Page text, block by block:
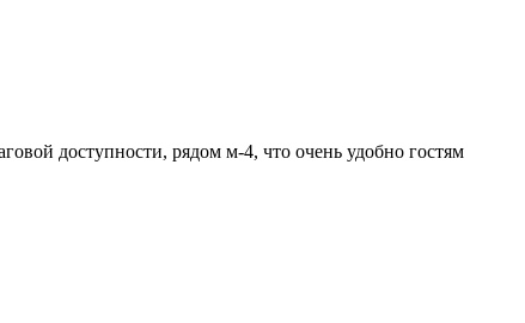
доступности, рядом м-4, что очень удобно гостям